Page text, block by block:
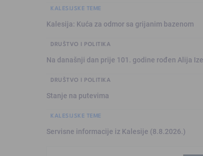
KALESIJSKE TEME
Kalesija: Kuća za odmor sa grijanim bazenom
DRUŠTVO I POLITIKA
Na današnji dan prije 101. godine rođen Alija
DRUŠTVO I POLITIKA
Stanje na putevima
KALESIJSKE TEME
Servisne informacije iz Kalesije (8.8.2026.)